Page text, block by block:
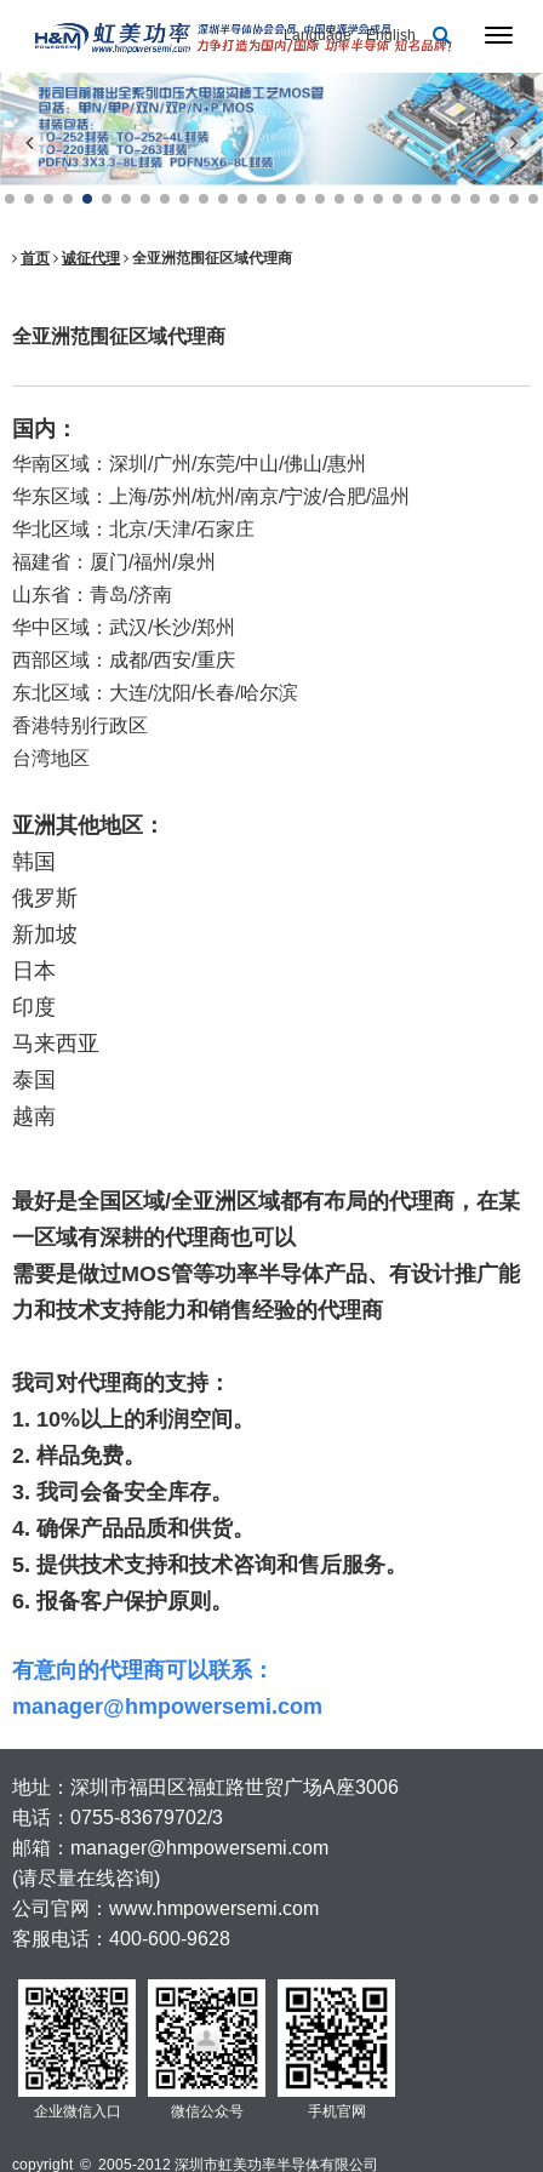
Language：English
首页 诚征代理 全亚洲范围征区域代理商
全亚洲范围征区域代理商
国内：
华南区域：深圳/广州/东莞/中山/佛山/惠州
华东区域：上海/苏州/杭州/南京/宁波/合肥/温州
华北区域：北京/天津/石家庄
福建省：厦门/福州/泉州
山东省：青岛/济南
华中区域：武汉/长沙/郑州
西部区域：成都/西安/重庆
东北区域：大连/沈阳/长春/哈尔滨
香港特别行政区
台湾地区
亚洲其他地区：
韩国
俄罗斯
新加坡
日本
印度
马来西亚
泰国
越南
最好是全国区域/全亚洲区域都有布局的代理商，在某
一区域有深耕的代理商也可以
需要是做过MOS管等功率半导体产品、有设计推广能
力和技术支持能力和销售经验的代理商
我司对代理商的支持：
1. 10%以上的利润空间。
2. 样品免费。
3. 我司会备安全库存。
4. 确保产品品质和供货。
5. 提供技术支持和技术咨询和售后服务。
6. 报备客户保护原则。
有意向的代理商可以联系：
manager@hmpowersemi.com
地址：深圳市福田区福虹路世贸广场A座3006
电话： 0755-83679702/3
邮箱：manager@hmpowersemi.com
(请尽量在线咨询)
公司官网：www.hmpowersemi.com
客服电话：400-600-9628
企业微信入口 微信公众号 手机官网
copyright © 2005-2012 深圳市虹美功率半导体有限公司